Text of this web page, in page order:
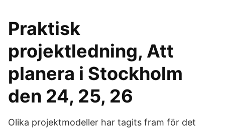
Praktisk
projektledning, Att
planera i Stockholm
den 24, 25, 26
Olika projektmodeller har tagits fram för det